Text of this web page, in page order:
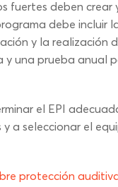
fuertes deben
debe incluir
y la realización
y una prueba anual
el EPI
a seleccionar el
protección